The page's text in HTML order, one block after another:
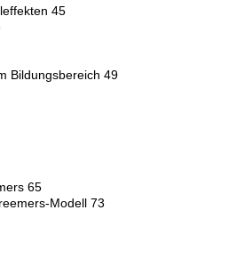
45
Bildungsbereich 49
65
Modell 73